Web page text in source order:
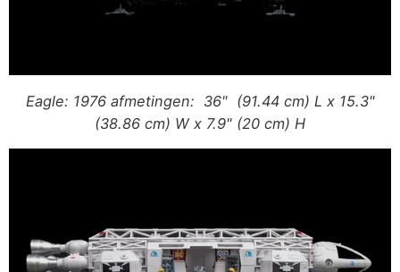
Eagle: 1976 afmetingen: 36" (91.44 cm) L x 15.3"
(38.86 cm) W x 7.9" (20 cm) H